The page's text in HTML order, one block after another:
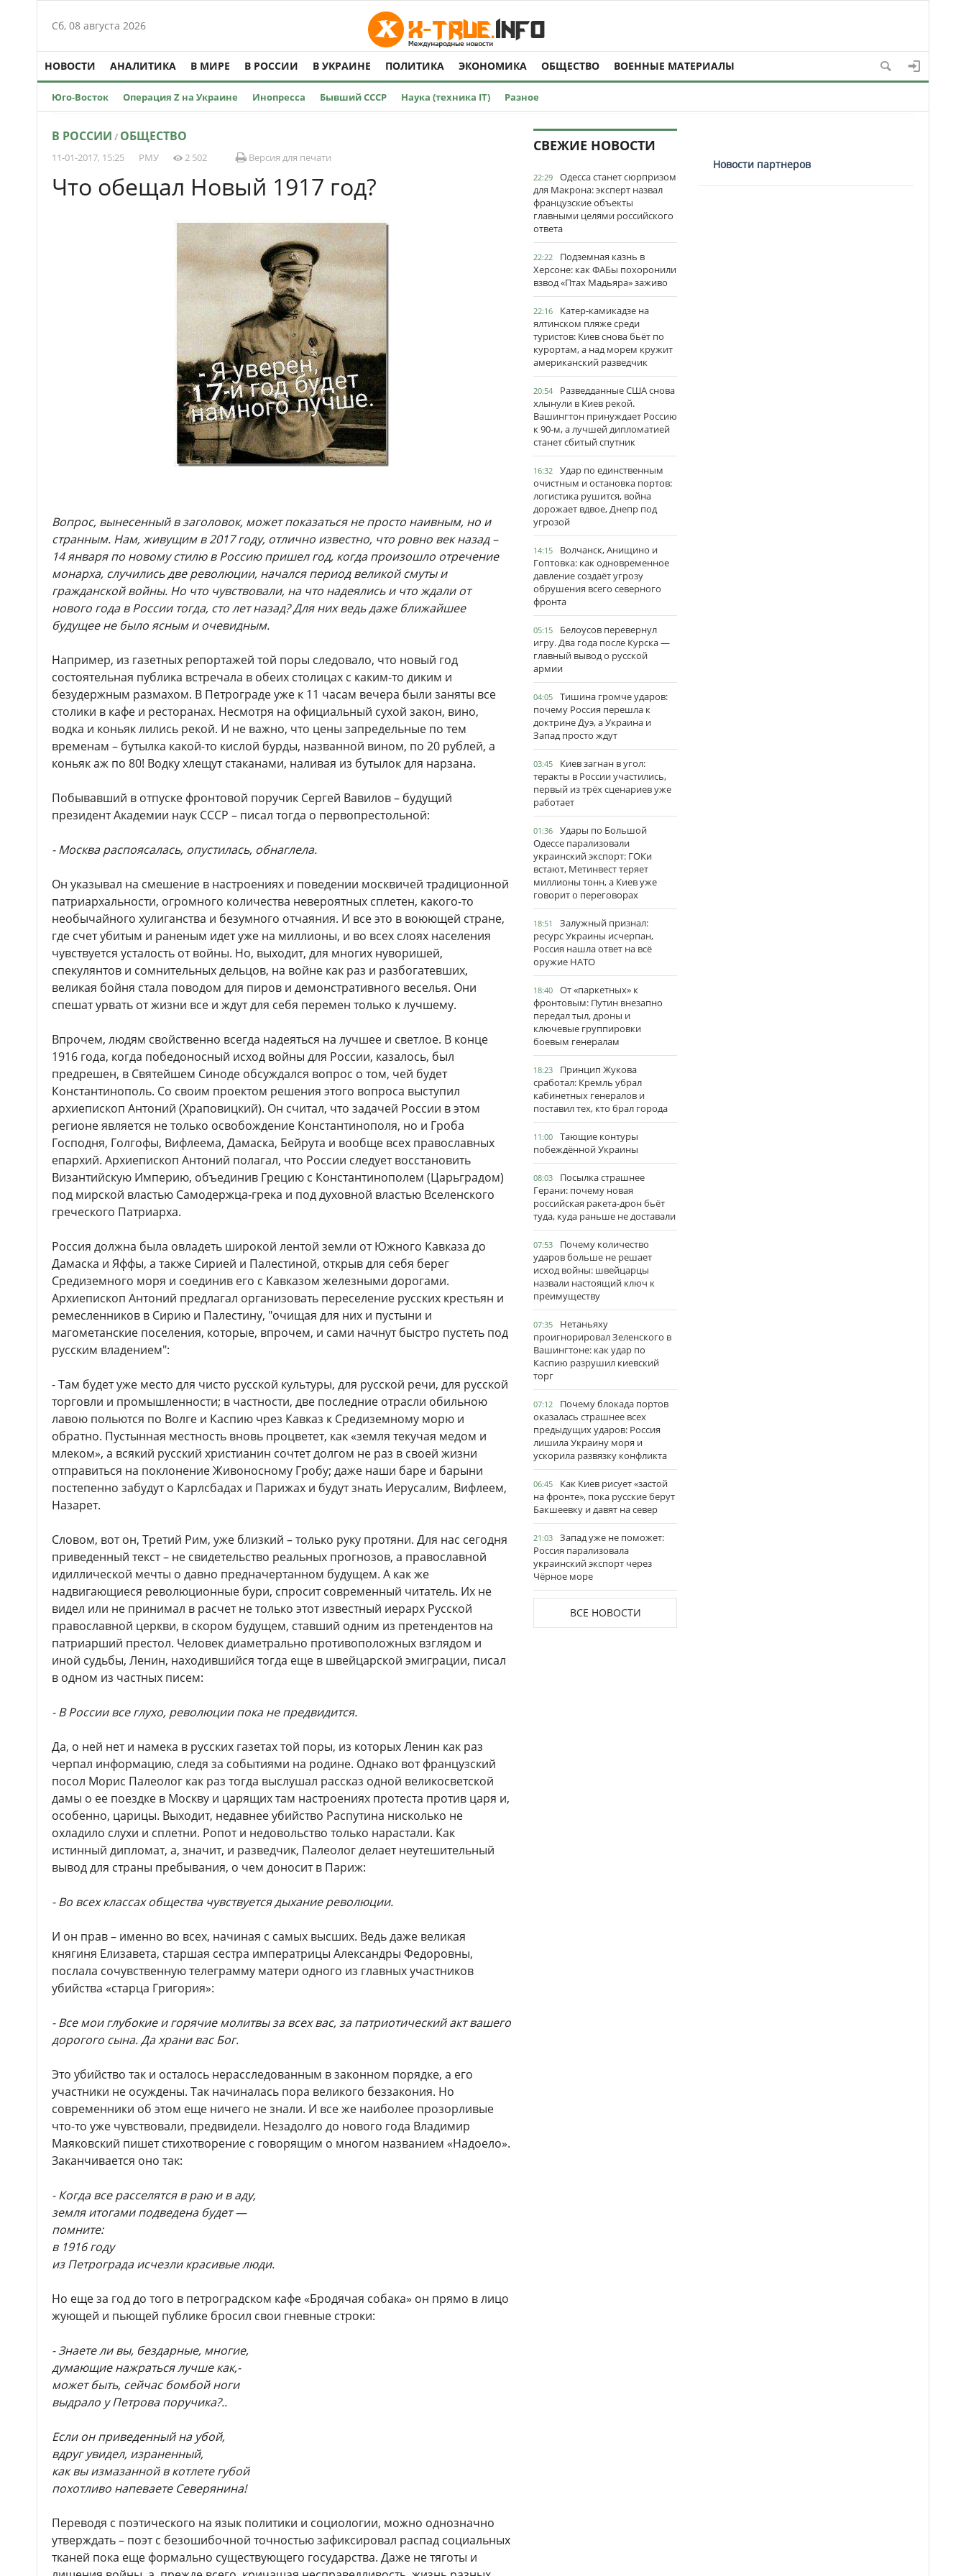
Сб, 08 августа 2026
НОВОСТИ АНАЛИТИКА В МИРЕ В РОССИИ В УКРАИНЕ ПОЛИТИКА ЭКОНОМИКА ОБЩЕСТВО ВОЕННЫЕ МАТЕРИАЛЫ
Юго-Восток Операция Z на Украине Инопресса Бывший СССР Наука (техника IT) Разное
В РОССИИ / ОБЩЕСТВО
11-01-2017, 15:25 РМУ 2 502 Версия для печати
Что обещал Новый 1917 год?
Вопрос, вынесенный в заголовок, может показаться не просто наивным, но и
странным. Нам, живущим в 2017 году, отлично известно, что ровно век назад –
14 января по новому стилю в Россию пришел год, когда произошло отречение
монарха, случились две революции, начался период великой смуты и
гражданской войны. Но что чувствовали, на что надеялись и что ждали от
нового года в России тогда, сто лет назад? Для них ведь даже ближайшее
будущее не было ясным и очевидным.
Например, из газетных репортажей той поры следовало, что новый год
состоятельная публика встречала в обеих столицах с каким-то диким и
безудержным размахом. В Петрограде уже к 11 часам вечера были заняты все
столики в кафе и ресторанах. Несмотря на официальный сухой закон, вино,
водка и коньяк лились рекой. И не важно, что цены запредельные по тем
временам – бутылка какой-то кислой бурды, названной вином, по 20 рублей, а
коньяк аж по 80! Водку хлещут стаканами, наливая из бутылок для нарзана.
Побывавший в отпуске фронтовой поручик Сергей Вавилов – будущий
президент Академии наук СССР – писал тогда о первопрестольной:
- Москва распоясалась, опустилась, обнаглела.
Он указывал на смешение в настроениях и поведении москвичей традиционной
патриархальности, огромного количества невероятных сплетен, какого-то
необычайного хулиганства и безумного отчаяния. И все это в воюющей стране,
где счет убитым и раненым идет уже на миллионы, и во всех слоях населения
чувствуется усталость от войны. Но, выходит, для многих нуворишей,
спекулянтов и сомнительных дельцов, на войне как раз и разбогатевших,
великая бойня стала поводом для пиров и демонстративного веселья. Они
спешат урвать от жизни все и ждут для себя перемен только к лучшему.
Впрочем, людям свойственно всегда надеяться на лучшее и светлое. В конце
1916 года, когда победоносный исход войны для России, казалось, был
предрешен, в Святейшем Синоде обсуждался вопрос о том, чей будет
Константинополь. Со своим проектом решения этого вопроса выступил
архиепископ Антоний (Храповицкий). Он считал, что задачей России в этом
регионе является не только освобождение Константинополя, но и Гроба
Господня, Голгофы, Вифлеема, Дамаска, Бейрута и вообще всех православных
епархий. Архиепископ Антоний полагал, что России следует восстановить
Византийскую Империю, объединив Грецию с Константинополем (Царьградом)
под мирской властью Самодержца-грека и под духовной властью Вселенского
греческого Патриарха.
Россия должна была овладеть широкой лентой земли от Южного Кавказа до
Дамаска и Яффы, а также Сирией и Палестиной, открыв для себя берег
Средиземного моря и соединив его с Кавказом железными дорогами.
Архиепископ Антоний предлагал организовать переселение русских крестьян и
ремесленников в Сирию и Палестину, "очищая для них и пустыни и
магометанские поселения, которые, впрочем, и сами начнут быстро пустеть под
русским владением":
- Там будет уже место для чисто русской культуры, для русской речи, для русской
торговли и промышленности; в частности, две последние отрасли обильною
лавою польются по Волге и Каспию чрез Кавказ к Средиземному морю и
обратно. Пустынная местность вновь процветет, как «земля текучая медом и
млеком», а всякий русский христианин сочтет долгом не раз в своей жизни
отправиться на поклонение Живоносному Гробу; даже наши баре и барыни
постепенно забудут о Карлсбадах и Парижах и будут знать Иерусалим, Вифлеем,
Назарет.
Словом, вот он, Третий Рим, уже близкий – только руку протяни. Для нас сегодня
приведенный текст – не свидетельство реальных прогнозов, а православной
идиллической мечты о давно предначертанном будущем. А как же
надвигающиеся революционные бури, спросит современный читатель. Их не
видел или не принимал в расчет не только этот известный иерарх Русской
православной церкви, в скором будущем, ставший одним из претендентов на
патриарший престол. Человек диаметрально противоположных взглядом и
иной судьбы, Ленин, находившийся тогда еще в швейцарской эмиграции, писал
в одном из частных писем:
- В России все глухо, революции пока не предвидится.
Да, о ней нет и намека в русских газетах той поры, из которых Ленин как раз
черпал информацию, следя за событиями на родине. Однако вот французский
посол Морис Палеолог как раз тогда выслушал рассказ одной великосветской
дамы о ее поездке в Москву и царящих там настроениях протеста против царя и,
особенно, царицы. Выходит, недавнее убийство Распутина нисколько не
охладило слухи и сплетни. Ропот и недовольство только нарастали. Как
истинный дипломат, а, значит, и разведчик, Палеолог делает неутешительный
вывод для страны пребывания, о чем доносит в Париж:
- Во всех классах общества чувствуется дыхание революции.
И он прав – именно во всех, начиная с самых высших. Ведь даже великая
княгиня Елизавета, старшая сестра императрицы Александры Федоровны,
послала сочувственную телеграмму матери одного из главных участников
убийства «старца Григория»:
- Все мои глубокие и горячие молитвы за всех вас, за патриотический акт вашего
дорогого сына. Да храни вас Бог.
Это убийство так и осталось нерасследованным в законном порядке, а его
участники не осуждены. Так начиналась пора великого беззакония. Но
современники об этом еще ничего не знали. И все же наиболее прозорливые
что-то уже чувствовали, предвидели. Незадолго до нового года Владимир
Маяковский пишет стихотворение с говорящим о многом названием «Надоело».
Заканчивается оно так:
- Когда все расселятся в раю и в аду,
земля итогами подведена будет —
помните:
в 1916 году
из Петрограда исчезли красивые люди.
Но еще за год до того в петроградском кафе «Бродячая собака» он прямо в лицо
жующей и пьющей публике бросил свои гневные строки:
- Знаете ли вы, бездарные, многие,
думающие нажраться лучше как,-
может быть, сейчас бомбой ноги
выдрало у Петрова поручика?..
Если он приведенный на убой,
вдруг увидел, израненный,
как вы измазанной в котлете губой
похотливо напеваете Северянина!
Переводя с поэтического на язык политики и социологии, можно однозначно
утверждать – поэт с безошибочной точностью зафиксировал распад социальных
тканей пока еще формально существующего государства. Даже не тяготы и
СВЕЖИЕ НОВОСТИ
22:29
Одесса станет сюрпризом
для Макрона: эксперт назвал
французские объекты
главными целями российского
ответа
22:22
Подземная казнь в
Херсоне: как ФАБы похоронили
взвод «Птах Мадьяра» заживо
22:16
Катер-камикадзе на
ялтинском пляже среди
туристов: Киев снова бьёт по
курортам, а над морем кружит
американский разведчик
20:54
Разведданные США снова
хлынули в Киев рекой.
Вашингтон принуждает Россию
к 90-м, а лучшей дипломатией
станет сбитый спутник
16:32
Удар по единственным
очистным и остановка портов:
логистика рушится, война
дорожает вдвое, Днепр под
угрозой
14:15
Волчанск, Анищино и
Гоптовка: как одновременное
давление создаёт угрозу
обрушения всего северного
фронта
05:15
Белоусов перевернул
игру. Два года после Курска —
главный вывод о русской
армии
04:05
Тишина громче ударов:
почему Россия перешла к
доктрине Дуэ, а Украина и
Запад просто ждут
03:45
Киев загнан в угол:
теракты в России участились,
первый из трёх сценариев уже
работает
01:36
Удары по Большой
Одессе парализовали
украинский экспорт: ГОКи
встают, Метинвест теряет
миллионы тонн, а Киев уже
говорит о переговорах
18:51
Залужный признал:
ресурс Украины исчерпан,
Россия нашла ответ на всё
оружие НАТО
18:40
От «паркетных» к
фронтовым: Путин внезапно
передал тыл, дроны и
ключевые группировки
боевым генералам
18:23
Принцип Жукова
сработал: Кремль убрал
кабинетных генералов и
поставил тех, кто брал города
11:00
Тающие контуры
побеждённой Украины
08:03
Посылка страшнее
Герани: почему новая
российская ракета-дрон бьёт
туда, куда раньше не доставали
07:53
Почему количество
ударов больше не решает
исход войны: швейцарцы
назвали настоящий ключ к
преимуществу
07:35
Нетаньяху
проигнорировал Зеленского в
Вашингтоне: как удар по
Каспию разрушил киевский
торг
07:12
Почему блокада портов
оказалась страшнее всех
предыдущих ударов: Россия
лишила Украину моря и
ускорила развязку конфликта
06:45
Как Киев рисует «застой
на фронте», пока русские берут
Бакшеевку и давят на север
21:03
Запад уже не поможет:
Россия парализовала
украинский экспорт через
Чёрное море
ВСЕ НОВОСТИ
Новости партнеров